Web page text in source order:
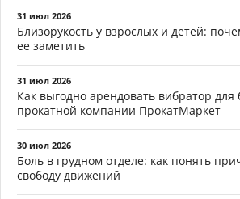
31 июл 2026
Близорукость у взрослых и детей:
ее заметить
31 июл 2026
Как выгодно арендовать вибратор для
прокатной компании ПрокатМаркет
30 июл 2026
Боль в грудном отделе: как понять
свободу движений